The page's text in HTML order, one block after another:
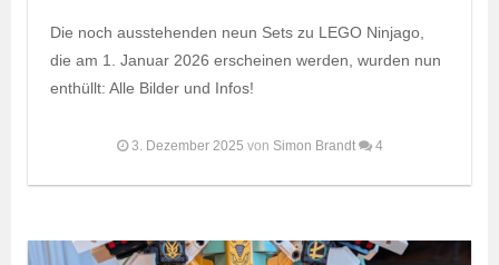
Die noch ausstehenden neun Sets zu LEGO Ninjago,
die am 1. Januar 2026 erscheinen werden, wurden nun
enthüllt: Alle Bilder und Infos!
3. Dezember 2025 von Simon Brandt 4